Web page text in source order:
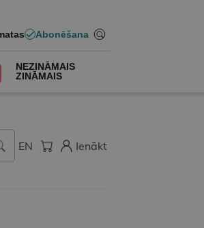
Abonēšana
NEZINĀMAIS
ZINĀMAIS
EN Ienākt